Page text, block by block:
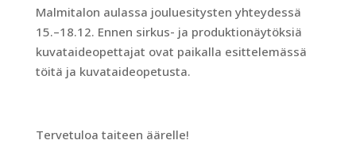
Malmitalon aulassa jouluesitysten yhteydessä
15.–18.12. Ennen sirkus- ja produktionäytöksiä
kuvataideopettajat ovat paikalla esittelemässä
töitä ja kuvataideopetusta.
Tervetuloa taiteen äärelle!